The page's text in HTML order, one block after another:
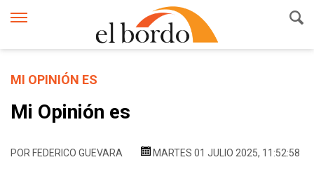
MI OPINIÓN ES
Mi Opinión es
POR FEDERICO GUEVARA MARTES 01 JULIO 2025, 11:52:58